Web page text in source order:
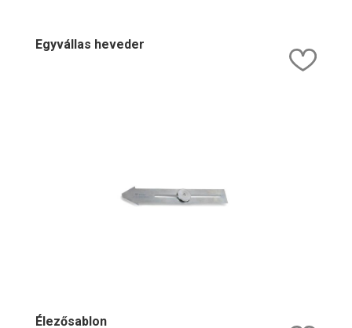
Egyvállas heveder
Élezősablon